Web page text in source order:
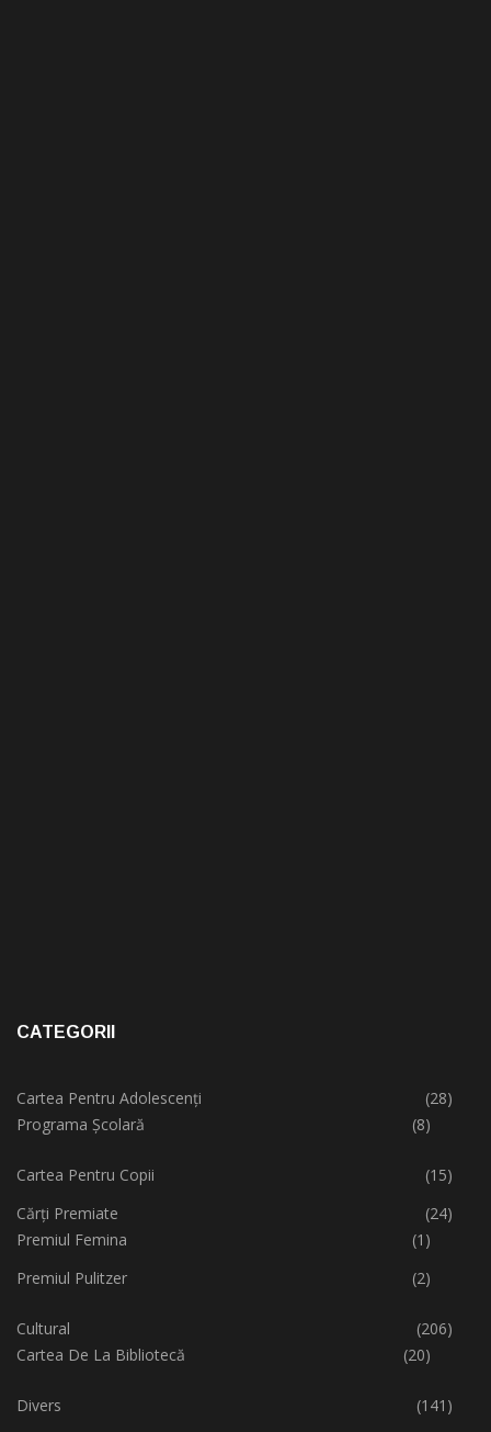
CATEGORII
Cartea Pentru Adolescenți
(28)
Programa Școlară
(8)
Cartea Pentru Copii
(15)
Cărți Premiate
(24)
Premiul Femina
(1)
Premiul Pulitzer
(2)
Cultural
(206)
Cartea De La Bibliotecă
(20)
Divers
(141)